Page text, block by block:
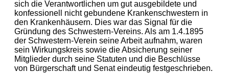
sich die Verantwortlichen um gut ausgebildete und
konfessionell nicht gebundene Krankenschwestern in
den Krankenhäusern. Dies war das Signal für die
Gründung des Schwestern-Vereins. Als am 1.4.1895
der Schwestern-Verein seine Arbeit aufnahm, waren
sein Wirkungskreis sowie die Absicherung seiner
Mitglieder durch seine Statuten und die Beschlüsse
von Bürgerschaft und Senat eindeutig festgeschrieben.